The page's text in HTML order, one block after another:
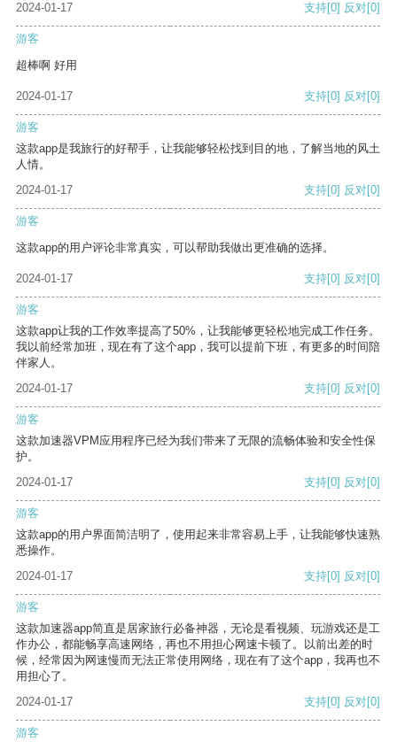
2024-01-17 支持[0] 反对[0]
游客
超棒啊 好用
2024-01-17 支持[0] 反对[0]
游客
这款app是我旅行的好帮手，让我能够轻松找到目的地，了解当地的风土
人情。
2024-01-17
支持[0] 反对[0]
游客
这款app的用户评论非常真实，可以帮助我做出更准确的选择。
2024-01-17 支持[0] 反对[0]
游客
这款app让我的工作效率提高了50%，让我能够更轻松地完成工作任务。
我以前经常加班，现在有了这个app，我可以提前下班，有更多的时间陪
伴家人。
2024-01-17
支持[0] 反对[0]
游客
这款加速器VPM应用程序已经为我们带来了无限的流畅体验和安全性保
护。
2024-01-17
支持[0] 反对[0]
游客
这款app的用户界面简洁明了，使用起来非常容易上手，让我能够快速熟
悉操作。
2024-01-17
支持[0] 反对[0]
游客
这款加速器app简直是居家旅行必备神器，无论是看视频、玩游戏还是工
作办公，都能畅享高速网络，再也不用担心网速卡顿了。以前出差的时
候，经常因为网速慢而无法正常使用网络，现在有了这个app，我再也不
用担心了。
2024-01-17
支持[0] 反对[0]
游客